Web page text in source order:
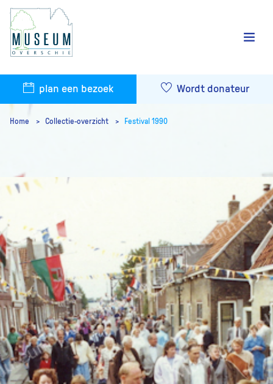
plan een bezoek Wordt donateur
Home Collectie-overzicht Festival 1990